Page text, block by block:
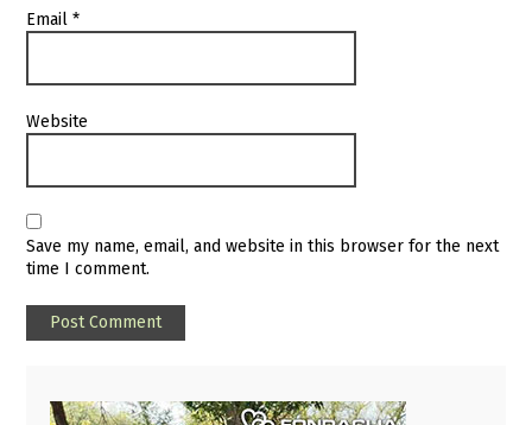
Email*
Website
Save my name, email, and website in this browser for the next
time I comment.